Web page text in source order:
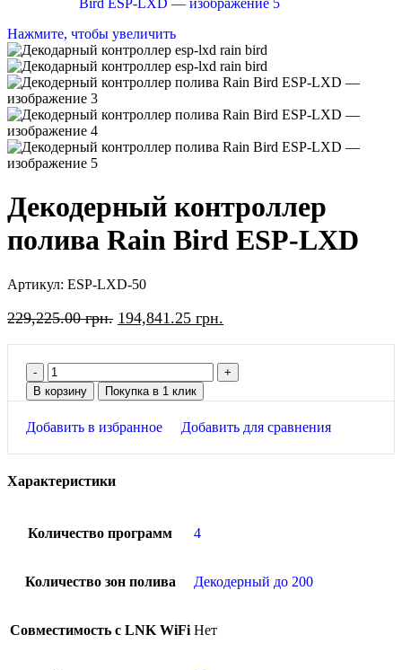
Нажмите, чтобы увеличить
Декодерный контроллер
полива Rain Bird ESP-LXD
Артикул: ESP-LXD-50
229,225.00грн. 194,841.25 грн.
В корзину Покупка в 1 клик
Добавить в избранное Добавить для сравнения
Характеристики
Количество программ 4
Количество зон полива Декодерный до 200
Совместимость с LNK WiFi Нет